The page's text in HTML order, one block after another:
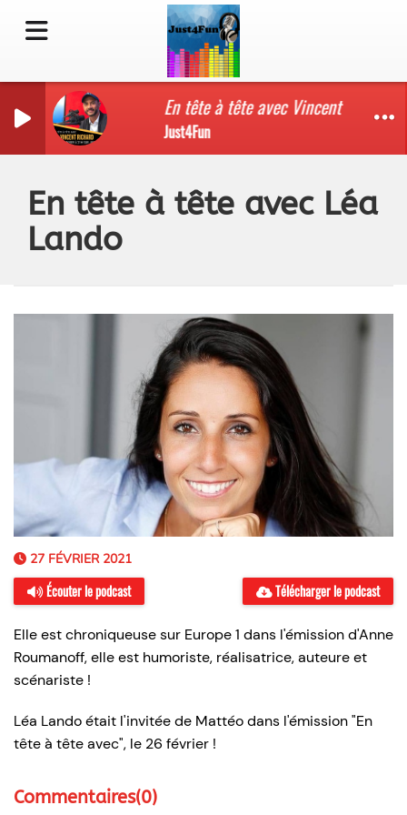
En tête à tête avec Vincent Richard
Just4Fun
En tête à tête avec Léa
Lando
27 FÉVRIER 2021
Écouter le podcast Télécharger le podcast
Elle est chroniqueuse sur Europe 1 dans l'émission d'Anne
Roumanoff, elle est humoriste, réalisatrice, auteure et
scénariste !
Léa Lando était l'invitée de Mattéo dans l'émission "En
tête à tête avec", le 26 février !
Commentaires(0)